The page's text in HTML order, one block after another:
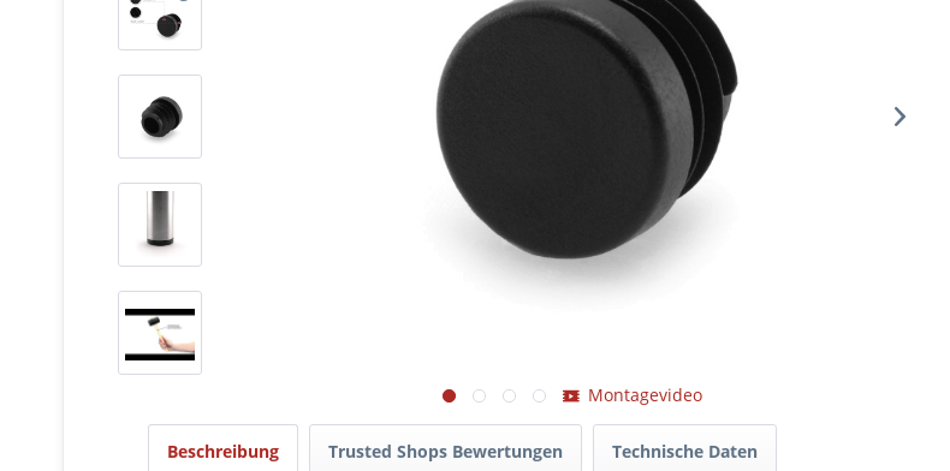
Montagevideo
Beschreibung Trusted Shops Bewertungen Technische Daten